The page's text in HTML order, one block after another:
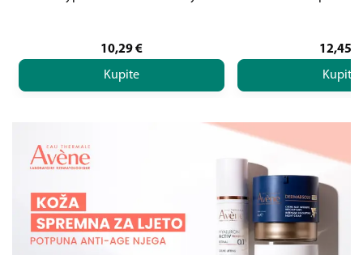
10,29€
Kupite
12,45
Kupite